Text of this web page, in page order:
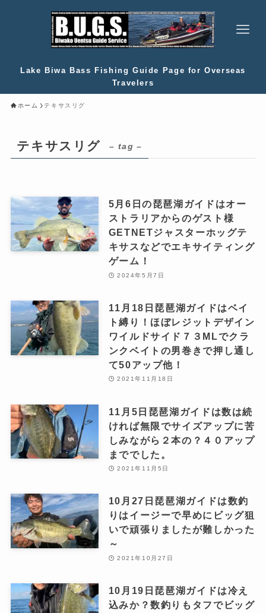
Lake Biwa Bass Fishing Guide Page for Overseas
Travelers
ホーム テキサスリグ
テキサスリグ – tag –
5月6日の琵琶湖ガイドはオー
ストラリアからのゲスト様
GETNETジャスターホッグテ
キサスなどでエキサイティング
ゲーム！
2024年5月7日
11月18日琵琶湖ガイドはベイ
ト縛り！ほぼレジットデザイン
ワイルドサイド７３MLでクラ
ンクベイトの男巻きで押し通し
て50アップ他！
2021年11月18日
11月5日琵琶湖ガイドは数は続
ければ無限でサイズアップに苦
しみながら２本の？４０アップ
まででした。
2021年11月5日
10月27日琵琶湖ガイドは数釣
りはイージーで早めにビッグ狙
いで頑張りましたが難しかった
～
2021年10月27日
10月19日琵琶湖ガイドは冷え
込みか？数釣りもタフでビッグ